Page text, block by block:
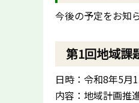
今後の予定をお知
第1回地域課
日時：令和8年5月
内容：地域計画推